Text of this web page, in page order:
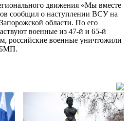
движения «Мы вместе
сообщил о наступлении ВСУ на
области. По его
военные из 47-й и 65-й
российские военные уничтожили
БМП.